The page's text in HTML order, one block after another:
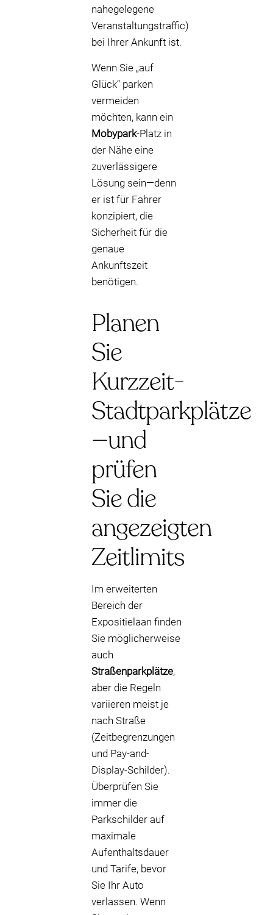
nahegelegene
Veranstaltungstraffic)
bei Ihrer Ankunft ist.
Wenn Sie „auf
Glück“ parken
vermeiden
möchten, kann ein
Mobypark-Platz in
der Nähe eine
zuverlässigere
Lösung sein—denn
er ist für Fahrer
konzipiert, die
Sicherheit für die
genaue
Ankunftszeit
benötigen.
Planen
Sie
Kurzzeit-
Stadtparkplätze
—und
prüfen
Sie die
angezeigten
Zeitlimits
Im erweiterten
Bereich der
Expositielaan finden
Sie möglicherweise
auch
Straßenparkplätze,
aber die Regeln
variieren meist je
nach Straße
(Zeitbegrenzungen
und Pay-and-
Display-Schilder).
Überprüfen Sie
immer die
Parkschilder auf
maximale
Aufenthaltsdauer
und Tarife, bevor
Sie Ihr Auto
verlassen. Wenn